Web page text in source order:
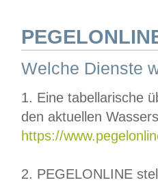
Welche Dienste
1. Eine tabellarische
den aktuellen
https://
2. PEGELONLINE